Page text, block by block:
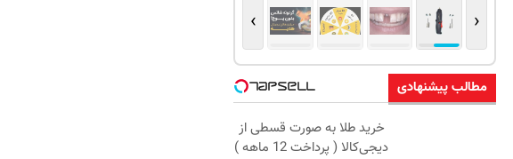
‹
›
مطالب پیشنهادی
خرید طلا به صورت قسطی از
دیجی‌کالا ( پرداخت 12 ماهه )